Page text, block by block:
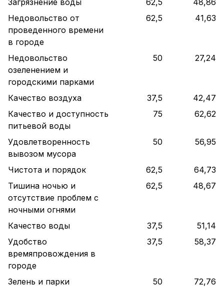
Недовольство от
проведенного времени
в городе
62,5 41,63
Недовольство
озеленением и
городскими парками
50 27,24
Качество воздуха 37,5
42,47
Качество и доступность
питьевой воды
75 62,62
Удовлетворенность
вывозом мусора
50 56,95
Чистота и порядок 62,5
64,73
Тишина ночью и
отсутствие проблем с
ночными огнями
62,5 48,67
Качество воды 37,5
51,14
Удобство
времяпровождения в
городе
37,5 58,37
Зелень и парки 50 72,76